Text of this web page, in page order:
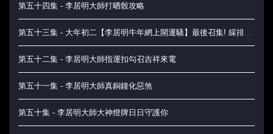
第五十四集 - 李居明大師打晒骰攻略
第五十三集 - 大年初二【李居明牛年網上開運騷】最後召集! 綵排花絮優先睇
第五十二集 - 李居明大師指運扣勾召吉祥來電
第五十一集 - 李居明大師真銅鐘化惡煞
第五十集 - 李居明大師大神燈牌日日守護你